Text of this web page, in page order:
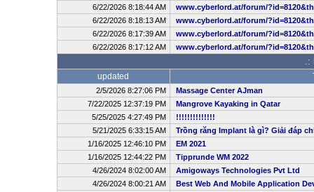
6/22/2026 8:18:44 AM
www.cyberlord.at/forum/
6/22/2026 8:18:13 AM
www.cyberlord.at/forum/
6/22/2026 8:17:39 AM
www.cyberlord.at/forum/
6/22/2026 8:17:12 AM
www.cyberlord.at/forum/
.:
updated
2/5/2026 8:27:06 PM
Massage Center AJman
7/22/2025 12:37:19 PM
Mangrove Kayaking in Qatar
5/25/2025 4:27:49 PM
!!!!!!!!!!!!!!
5/21/2025 6:33:15 AM
Trồng răng Implant là gì? Giải đáp
1/16/2025 12:46:10 PM
EM 2021
1/16/2025 12:44:22 PM
Tipprunde WM 2022
4/26/2024 8:02:00 AM
Amigoways Technologies Pvt Ltd
4/26/2024 8:00:21 AM
Best Web And Mobile Application